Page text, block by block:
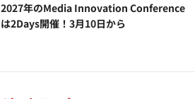
2027年のMedia Innovation Conference
は2Days開催！3月10日から